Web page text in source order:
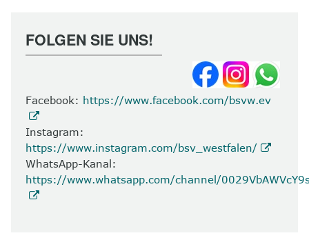
FOLGEN SIE UNS!
Facebook: https://www.facebook.com/bsvw.ev
Instagram:
https://www.instagram.com/bsv_westfalen/
WhatsApp-Kanal:
https://www.whatsapp.com/channel/